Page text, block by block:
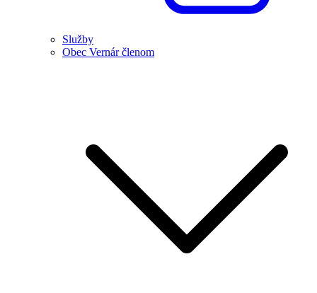
Služby
Obec Vernár členom